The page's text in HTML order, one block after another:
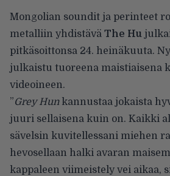
Mongolian soundit ja perinteet
metalliin yhdistävä The Hu
pitkäsoittonsa 24. heinäkuuta.
julkaistu tuoreena maistiaisena
videoineen.
”Grey Hunkannustaa jokaista
juuri sellaisena kuin on. Kaikki
sävelsin kuvitellessani miehen
hevosellaan halki avaran
kappaleen viimeistely vei aikaa,